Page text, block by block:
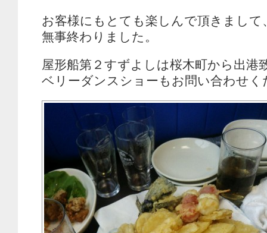
お客様にもとても楽しんで頂きまして
無事終わりました。
屋形船第２すずよしは桜木町から出港
ベリーダンスショーもお問い合わせく